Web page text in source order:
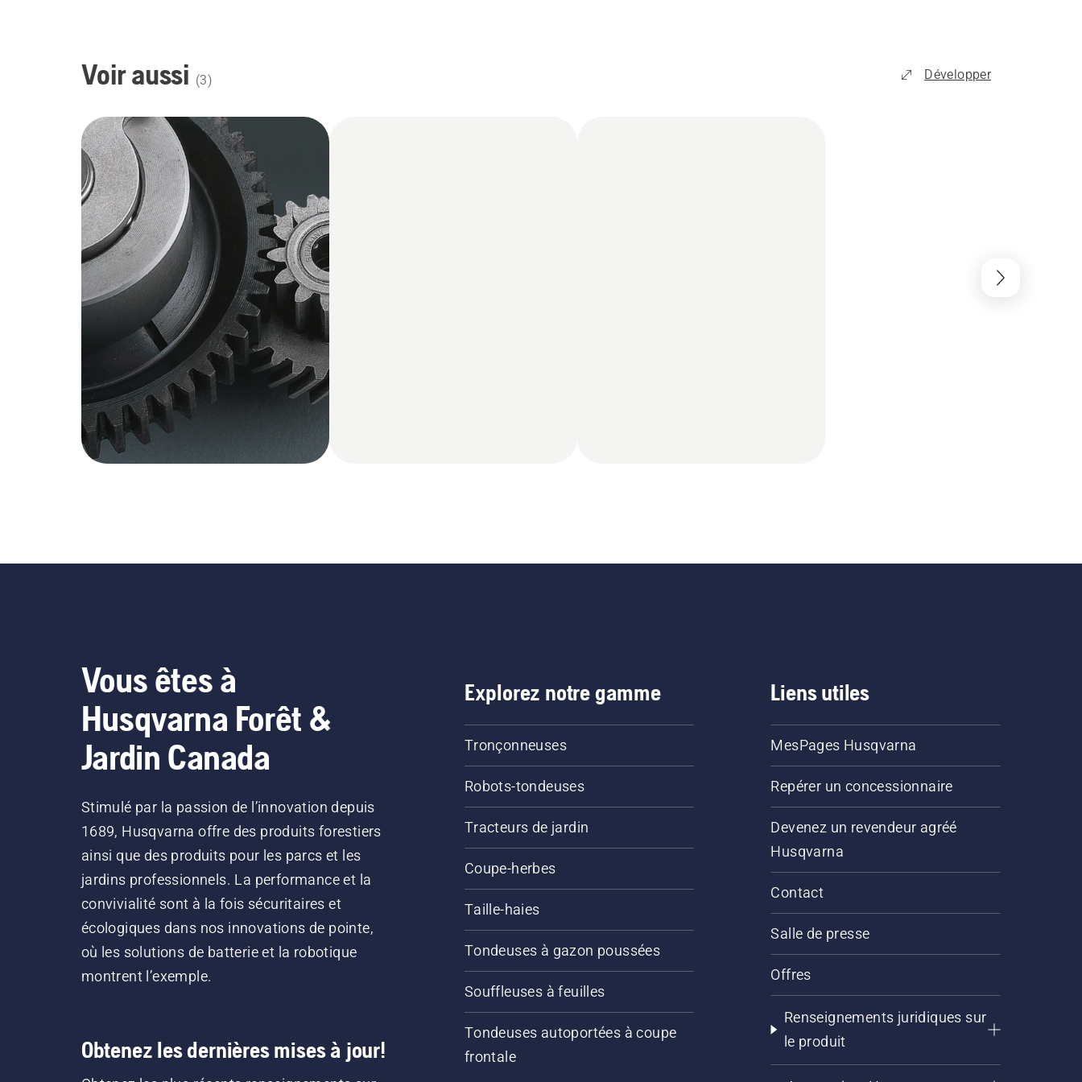
Voir aussi (3) Développer
Vous êtes à
Husqvarna Forêt &
Jardin Canada
Stimulé par la passion de l’innovation depuis
1689, Husqvarna offre des produits forestiers
ainsi que des produits pour les parcs et les
jardins professionnels. La performance et la
convivialité sont à la fois sécuritaires et
écologiques dans nos innovations de pointe,
où les solutions de batterie et la robotique
montrent l’exemple.
Obtenez les dernières mises à jour!
Explorez notre gamme
Tronçonneuses
Robots-tondeuses
Tracteurs de jardin
Coupe-herbes
Taille-haies
Tondeuses à gazon poussées
Souffleuses à feuilles
Tondeuses autoportées à coupe
frontale
Liens utiles
MesPages Husqvarna
Repérer un concessionnaire
Devenez un revendeur agréé
Husqvarna
Contact
Salle de presse
Offres
Renseignements juridiques sur
le produit